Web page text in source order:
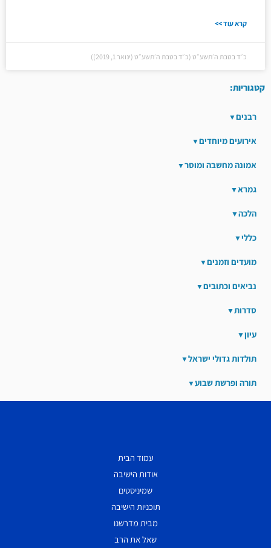
קרא עוד >>
כ״ד בטבת ה׳תשע״ט (כ״ד בטבת ה׳תשע״ט (ינואר 1, 2019))
קטגוריות:
רבנים
אירועים מיוחדים
אמונה מחשבה ומוסר
גמרא
הלכה
כללי
מועדים וזמנים
נביאים וכתובים
סדרות
עיון
תולדות גדולי ישראל
תורה ופרשת שבוע
עמוד הבית
אודות הישיבה
שמיניסטים
תוכניות הישיבה
מבית מדרשנו
שאל את הרב